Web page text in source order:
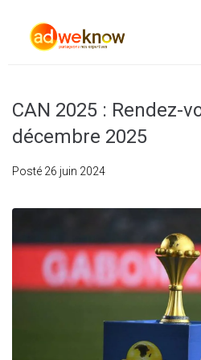
CAN 2025 : Rendez-
décembre 2025
Posté 26 juin 2024